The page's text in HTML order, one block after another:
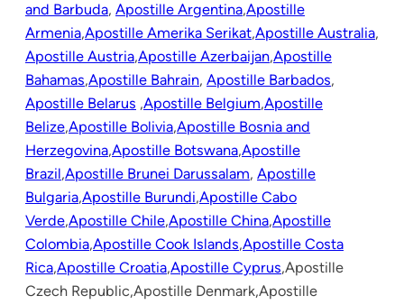
and Barbuda, Apostille Argentina,Apostille
Armenia,Apostille Amerika Serikat,Apostille Australia,
Apostille Austria,Apostille Azerbaijan,Apostille
Bahamas,Apostille Bahrain, Apostille Barbados,
Apostille Belarus ,Apostille Belgium,Apostille
Belize,Apostille Bolivia,Apostille Bosnia and
Herzegovina,Apostille Botswana,Apostille
Brazil,Apostille Brunei Darussalam, Apostille
Bulgaria,Apostille Burundi,Apostille Cabo
Verde,Apostille Chile,Apostille China,Apostille
Colombia,Apostille Cook Islands,Apostille Costa
Rica,Apostille Croatia,Apostille Cyprus,Apostille
Czech Republic,Apostille Denmark,Apostille